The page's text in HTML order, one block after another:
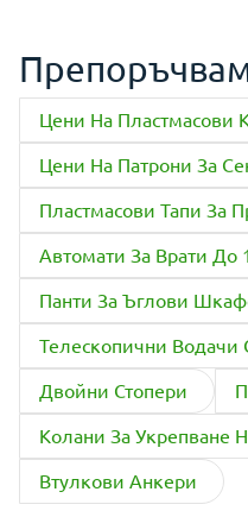
Цени На Пластмасови
Цени На Патрони За
Пластмасови Тапи За
Автомати За Врати До
Панти За Ъглови
Телескопични Водачи
Двойни Стопери
Колани За Укрепване
Втулкови Анкери